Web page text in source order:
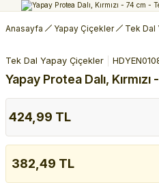
Anasayfa Yapay Çiçekler Tek Dal
Tek Dal Yapay Çiçekler
Yapay Protea Dalı, Kırmızı
424,99 TL
382,49 TL